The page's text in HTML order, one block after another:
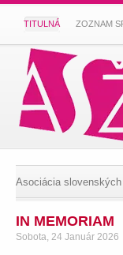
TITULNÁ ZOZNAM
Asociácia
IN MEMORIAM
Sobota, 24 Január 2026